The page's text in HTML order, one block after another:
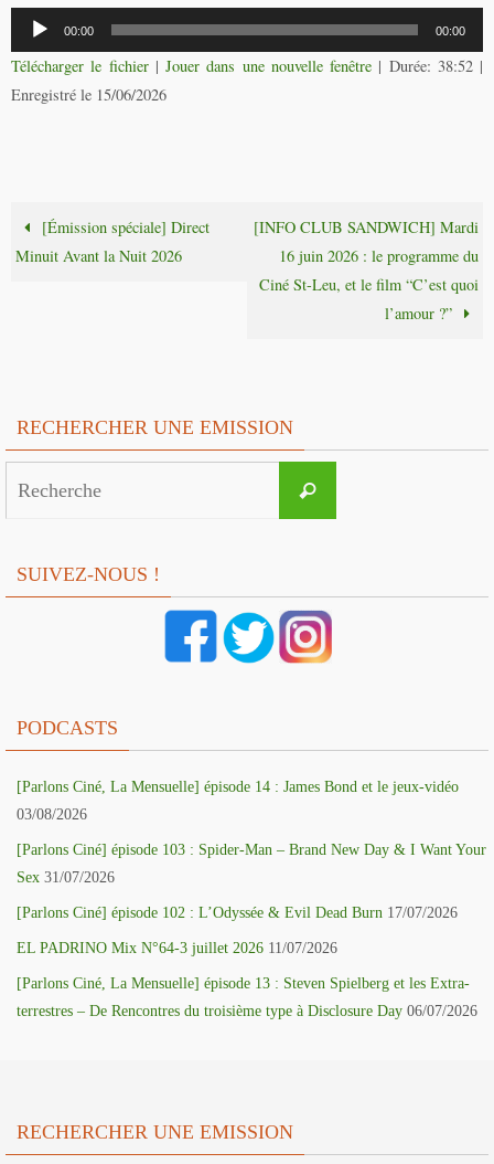
Lecteur
audio
00:00 00:00
Télécharger le fichier| Jouer dans une nouvelle fenêtre | Durée: 38:52|
Enregistré le 15/06/2026
[Émission spéciale] Direct
Minuit Avant la Nuit 2026
[INFO CLUB SANDWICH] Mardi
16 juin 2026 : le programme du
Ciné St-Leu, et le film “C’est quoi
l’amour ?”
RECHERCHER UNE EMISSION
Recherche
SUIVEZ-NOUS !
PODCASTS
[Parlons Ciné, La Mensuelle] épisode 14 : James Bond et le jeux-vidéo
03/08/2026
[Parlons Ciné] épisode 103 : Spider-Man – Brand New Day & I Want Your
Sex 31/07/2026
[Parlons Ciné] épisode 102 : L’Odyssée & Evil Dead Burn 17/07/2026
EL PADRINO Mix N°64-3 juillet 2026 11/07/2026
[Parlons Ciné, La Mensuelle] épisode 13 : Steven Spielberg et les Extra-
terrestres – De Rencontres du troisième type à Disclosure Day 06/07/2026
RECHERCHER UNE EMISSION